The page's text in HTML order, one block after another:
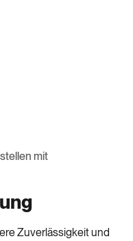
mit
Zuverlässigkeit und